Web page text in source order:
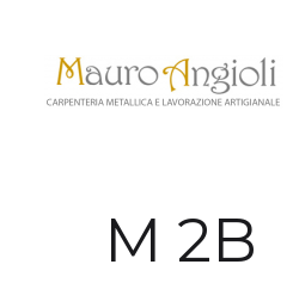
M 2B